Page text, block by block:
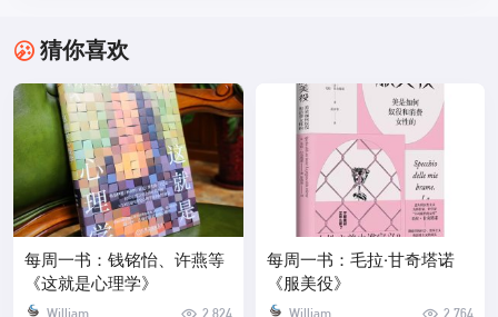
猜你喜欢
每周一书：钱铭怡、许燕等
《这就是心理学》
William 2,824
每周一书：毛拉·甘奇塔诺
《服美役》
William 2,764